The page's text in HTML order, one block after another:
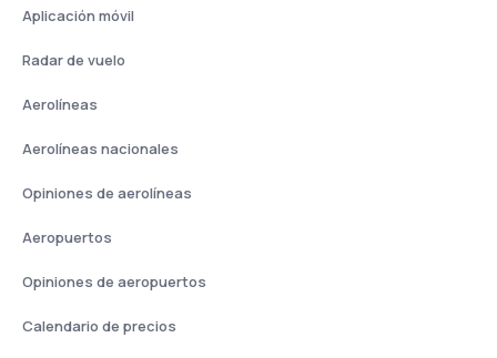
Aplicación móvil
Radar de vuelo
Aerolíneas
Aerolíneas nacionales
Opiniones de aerolíneas
Aeropuertos
Opiniones de aeropuertos
Calendario de precios